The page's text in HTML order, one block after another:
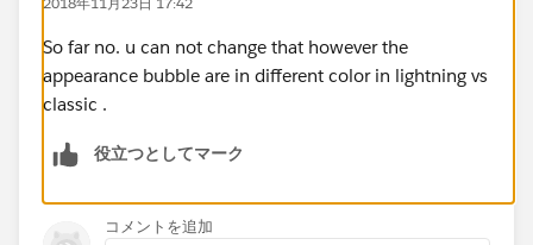
So far no. u can not change that however the
appearance bubble are in different color in lightning vs
classic .
役立つとしてマーク
コメントを追加